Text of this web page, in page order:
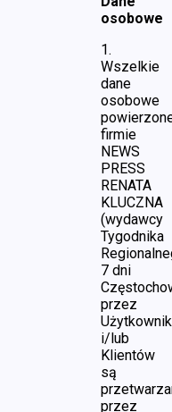
osobowe
1.
Wszelkie
dane
osobowe
firmie
NEWS
PRESS
RENATA
KLUCZNA
(wydawcy
Tygodnika
7 dni
przez
i/lub
Klientów
są
przez